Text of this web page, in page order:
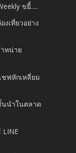
ขยี้.....
เที่ยวอย่าง
หน่าย
ชฟหักเหลี่ยม
นำในตลาด